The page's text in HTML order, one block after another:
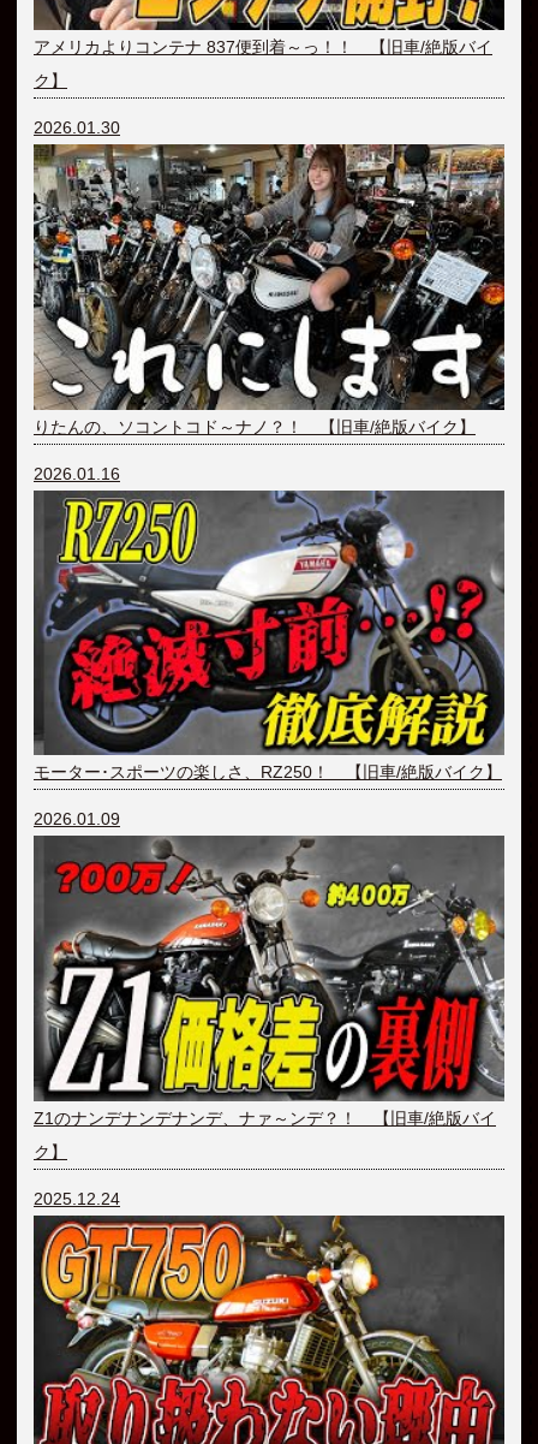
アメリカよりコンテナ 837便到着～っ！！ 【旧車/絶版バイ
ク】
2026.01.30
りたんの、ソコントコド～ナノ？！ 【旧車/絶版バイク】
2026.01.16
モーター･スポーツの楽しさ、RZ250！ 【旧車/絶版バイク】
2026.01.09
Z1のナンデナンデナンデ、ナァ～ンデ？！ 【旧車/絶版バイ
ク】
2025.12.24